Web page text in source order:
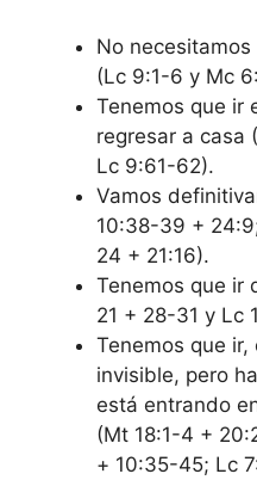
No
(Lc 9:1-6 y Mc
Tenemos que ir
regresar a casa
Lc 9:61-62).
Vamos
10:38-39 +
24 + 21:16).
Tenemos que ir
21 + 28-31 y Lc
Tenemos que
invisible, pero
está entrando
(Mt 18:1-4 +
+ 10:35-45; Lc